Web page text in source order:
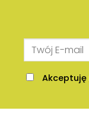
Akceptuję